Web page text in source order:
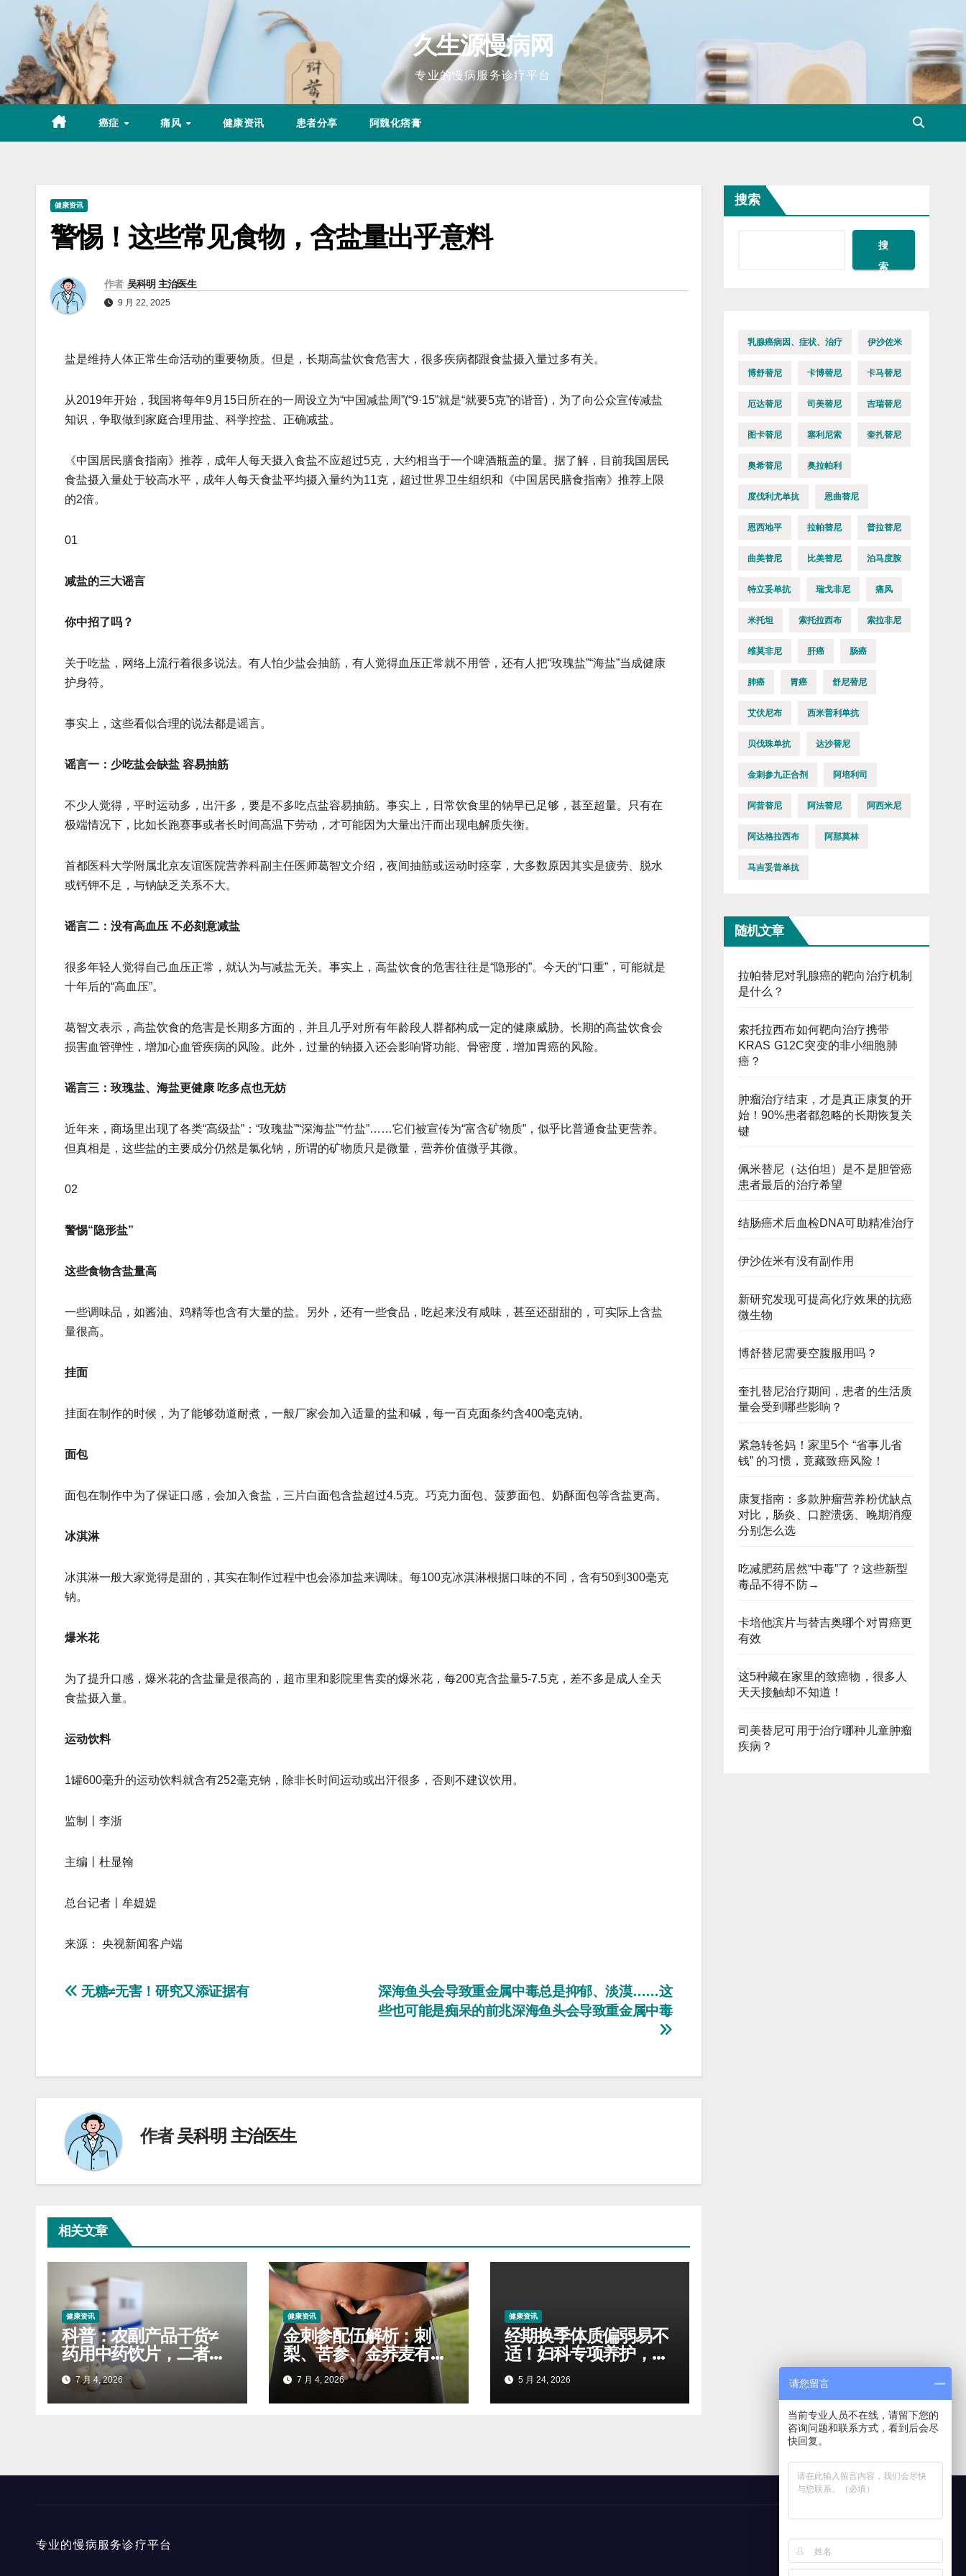
content
久生源慢病网
专业的慢病服务诊疗平台
癌症 痛风 健康资讯 患者分享 阿魏化痞膏
健康资讯
警惕！这些常见食物，含盐量出乎意料
作者 吴科明 主治医生
9 月 22, 2025
盐是维持人体正常生命活动的重要物质。但是，长期高盐饮食危害大，很多疾病都跟食盐摄入量过多有关。
从2019年开始，我国将每年9月15日所在的一周设立为“中国减盐周”(“9·15”就是“就要5克”的谐音)，为了向公众宣传减盐
知识，争取做到家庭合理用盐、科学控盐、正确减盐。
《中国居民膳食指南》推荐，成年人每天摄入食盐不应超过5克，大约相当于一个啤酒瓶盖的量。据了解，目前我国居民
食盐摄入量处于较高水平，成年人每天食盐平均摄入量约为11克，超过世界卫生组织和《中国居民膳食指南》推荐上限
的2倍。
01
减盐的三大谣言
你中招了吗？
关于吃盐，网络上流行着很多说法。有人怕少盐会抽筋，有人觉得血压正常就不用管，还有人把“玫瑰盐”“海盐”当成健康
护身符。
事实上，这些看似合理的说法都是谣言。
谣言一：少吃盐会缺盐 容易抽筋
不少人觉得，平时运动多，出汗多，要是不多吃点盐容易抽筋。事实上，日常饮食里的钠早已足够，甚至超量。只有在
极端情况下，比如长跑赛事或者长时间高温下劳动，才可能因为大量出汗而出现电解质失衡。
首都医科大学附属北京友谊医院营养科副主任医师葛智文介绍，夜间抽筋或运动时痉挛，大多数原因其实是疲劳、脱水
或钙钾不足，与钠缺乏关系不大。
谣言二：没有高血压 不必刻意减盐
很多年轻人觉得自己血压正常，就认为与减盐无关。事实上，高盐饮食的危害往往是“隐形的”。今天的“口重”，可能就是
十年后的“高血压”。
葛智文表示，高盐饮食的危害是长期多方面的，并且几乎对所有年龄段人群都构成一定的健康威胁。长期的高盐饮食会
损害血管弹性，增加心血管疾病的风险。此外，过量的钠摄入还会影响肾功能、骨密度，增加胃癌的风险。
谣言三：玫瑰盐、海盐更健康 吃多点也无妨
近年来，商场里出现了各类“高级盐”：“玫瑰盐”“深海盐”“竹盐”……它们被宣传为“富含矿物质”，似乎比普通食盐更营养。
但真相是，这些盐的主要成分仍然是氯化钠，所谓的矿物质只是微量，营养价值微乎其微。
02
警惕“隐形盐”
这些食物含盐量高
一些调味品，如酱油、鸡精等也含有大量的盐。另外，还有一些食品，吃起来没有咸味，甚至还甜甜的，可实际上含盐
量很高。
挂面
挂面在制作的时候，为了能够劲道耐煮，一般厂家会加入适量的盐和碱，每一百克面条约含400毫克钠。
面包
面包在制作中为了保证口感，会加入食盐，三片白面包含盐超过4.5克。巧克力面包、菠萝面包、奶酥面包等含盐更高。
冰淇淋
冰淇淋一般大家觉得是甜的，其实在制作过程中也会添加盐来调味。每100克冰淇淋根据口味的不同，含有50到300毫克
钠。
爆米花
为了提升口感，爆米花的含盐量是很高的，超市里和影院里售卖的爆米花，每200克含盐量5-7.5克，差不多是成人全天
食盐摄入量。
运动饮料
1罐600毫升的运动饮料就含有252毫克钠，除非长时间运动或出汗很多，否则不建议饮用。
监制丨李浙
主编丨杜显翰
总台记者丨牟媞媞
来源： 央视新闻客户端
文
航
深海鱼头会导致重金属中毒总是抑郁、淡漠……这
些也可能是痴呆的前兆深海鱼头会导致重金属中毒
无糖≠无害！研究又添证据有
作者吴科明 主治医生
相关文章
健康资讯
科普：农副产品干货≠
药用中药饮片，二者标
准天差地别
7 月 4, 2026
健康资讯
金刺参配伍解析：刺
梨、苦参、金荞麦有什
么妙用
7 月 4, 2026
健康资讯
经期换季体质偏弱易不
适！妇科专项养护，稳
住病情少反复
5 月 24, 2026
搜索
搜
索
乳腺癌病因、症状、治疗 伊沙佐米
博舒替尼 卡博替尼 卡马替尼
厄达替尼 司美替尼 吉瑞替尼
图卡替尼 塞利尼索 奎扎替尼
奥希替尼 奥拉帕利
度伐利尤单抗 恩曲替尼
恩西地平 拉帕替尼 普拉替尼
曲美替尼 比美替尼 泊马度胺
特立妥单抗 瑞戈非尼 痛风
米托坦 索托拉西布 索拉非尼
维莫非尼 肝癌 肠癌
肺癌 胃癌 舒尼替尼
艾伏尼布 西米普利单抗
贝伐珠单抗 达沙替尼
金刺参九正合剂 阿培利司
阿昔替尼 阿法替尼 阿西米尼
阿达格拉西布 阿那莫林
马吉妥昔单抗
随机文章
拉帕替尼对乳腺癌的靶向治疗机制
是什么？
索托拉西布如何靶向治疗携带
KRAS G12C突变的非小细胞肺
癌？
肿瘤治疗结束，才是真正康复的开
始！90%患者都忽略的长期恢复关
键
佩米替尼（达伯坦）是不是胆管癌
患者最后的治疗希望
结肠癌术后血检DNA可助精准治疗
伊沙佐米有没有副作用
新研究发现可提高化疗效果的抗癌
微生物
博舒替尼需要空腹服用吗？
奎扎替尼治疗期间，患者的生活质
量会受到哪些影响？
紧急转爸妈！家里5个 “省事儿省
钱” 的习惯，竟藏致癌风险！
康复指南：多款肿瘤营养粉优缺点
对比，肠炎、口腔溃疡、晚期消瘦
分别怎么选
吃减肥药居然“中毒”了？这些新型
毒品不得不防→
卡培他滨片与替吉奥哪个对胃癌更
有效
这5种藏在家里的致癌物，很多人
天天接触却不知道！
司美替尼可用于治疗哪种儿童肿瘤
疾病？
专业的慢病服务诊疗平台
请您留言
当前专业人员不在线，请留下您的
咨询问题和联系方式，看到后会尽
快回复。